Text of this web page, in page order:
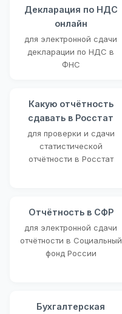
Декларация по НДС
онлайн
для электронной сдачи
декларации по НДС в
ФНС
Какую отчётность
сдавать в Росстат
для проверки и сдачи
статистической
отчётности в Росстат
Отчётность в СФР
для электронной сдачи
отчётности в Социальный
фонд России
Бухгалтерская